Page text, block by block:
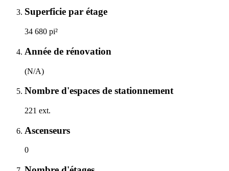
Superficie par étage
34 680 pi²
Année de rénovation
(N/A)
Nombre d'espaces de stationnement
221 ext.
Ascenseurs
0